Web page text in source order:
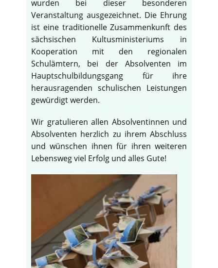
wurden bei dieser besonderen
Veranstaltung ausgezeichnet. Die Ehrung
ist eine traditionelle Zusammenkunft des
sächsischen Kultusministeriums in
Kooperation mit den regionalen
Schulämtern, bei der Absolventen im
Hauptschulbildungsgang für ihre
herausragenden schulischen Leistungen
gewürdigt werden.
Wir gratulieren allen Absolventinnen und
Absolventen herzlich zu ihrem Abschluss
und wünschen ihnen für ihren weiteren
Lebensweg viel Erfolg und alles Gute!